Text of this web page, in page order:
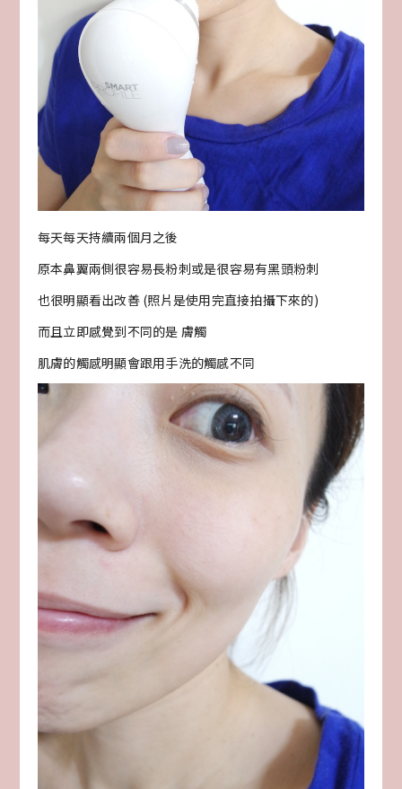
每天每天持續兩個月之後
原本鼻翼兩側很容易長粉刺或是很容易有黑頭粉刺
也很明顯看出改善 (照片是使用完直接拍攝下來的)
而且立即感覺到不同的是 膚觸
肌膚的觸感明顯會跟用手洗的觸感不同